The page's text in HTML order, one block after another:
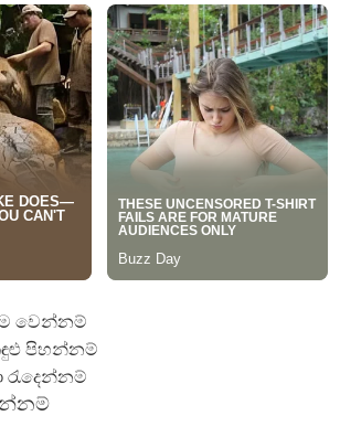
වෙන්නම්
පිහන්නම්
රැදෙන්නම්